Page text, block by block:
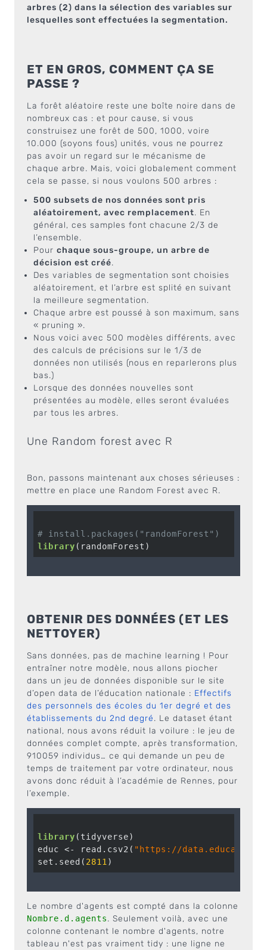
arbres (2) dans la sélection des variables sur
lesquelles sont effectuées la segmentation.
ET EN GROS, COMMENT ÇA SE
PASSE ?
La forêt aléatoire reste une boîte noire dans de
nombreux cas : et pour cause, si vous
construisez une forêt de 500, 1000, voire
10.000 (soyons fous) unités, vous ne pourrez
pas avoir un regard sur le mécanisme de
chaque arbre. Mais, voici globalement comment
cela se passe, si nous voulons 500 arbres :
500 subsets de nos données sont pris
aléatoirement, avec remplacement. En
général, ces samples font chacune 2/3 de
l’ensemble.
Pour chaque sous-groupe, un arbre de
décision est créé.
Des variables de segmentation sont choisies
aléatoirement, et l’arbre est splité en suivant
la meilleure segmentation.
Chaque arbre est poussé à son maximum, sans
« pruning ».
Nous voici avec 500 modèles différents, avec
des calculs de précisions sur le 1/3 de
données non utilisés (nous en reparlerons plus
bas.)
Lorsque des données nouvelles sont
présentées au modèle, elles seront évaluées
par tous les arbres.
Une Random forest avec R
Bon, passons maintenant aux choses sérieuses :
mettre en place une Random Forest avec R.
# install.packages("randomForest")
library
OBTENIR DES DONNÉES (ET LES
NETTOYER)
Sans données, pas de machine learning ! Pour
entraîner notre modèle, nous allons piocher
dans un jeu de données disponible sur le site
d’open data de l’éducation nationale : Effectifs
des personnels des écoles du 1er degré et des
établissements du 2nd degré. Le dataset étant
national, nous avons réduit la voilure : le jeu de
données complet compte, après transformation,
910059 individus… ce qui demande un peu de
temps de traitement par votre ordinateur, nous
avons donc réduit à l’académie de Rennes, pour
l’exemple.
library (tidyverse)
educ <- read.csv2( "https://
set.seed( 2811
Le nombre d'agents est compté dans la colonne
Nombre.d.agents. Seulement voilà, avec une
colonne contenant le nombre d'agents, notre
tableau n'est pas vraiment tidy : une ligne ne